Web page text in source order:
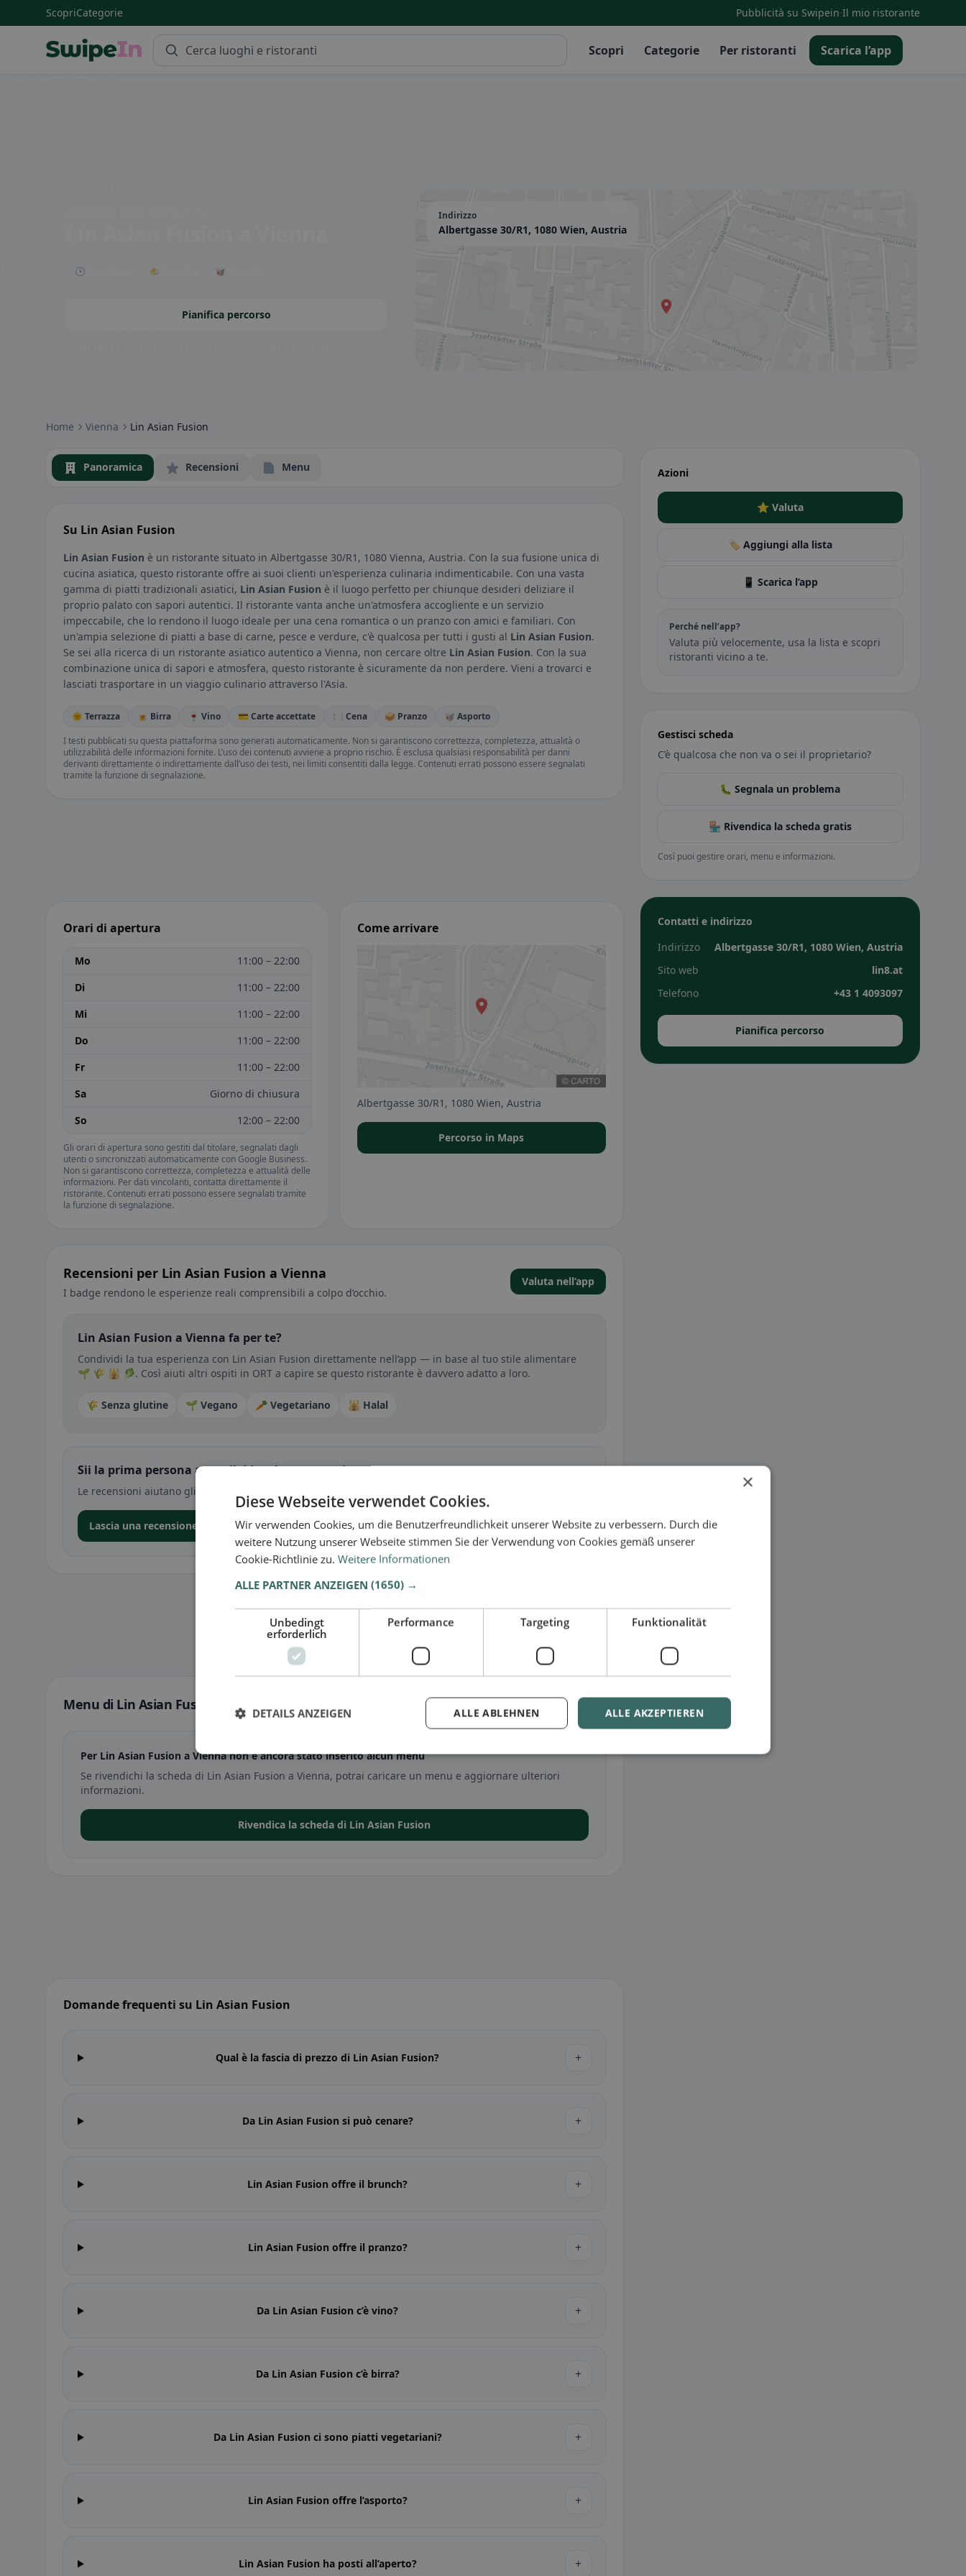
ScopriCategorie Pubblicità su Swipein·Il mio ristorante
Scopri Categorie Per ristoranti Scarica l’app
🕒 Aperto ora 🌤 Terrazza 🥡 Asporto
Pianifica percorso
Indirizzo
Albertgasse 30/R1, 1080 Wien, Austria
Home Vienna Lin Asian Fusion
Panoramica Recensioni Menu
Su Lin Asian Fusion
Lin Asian Fusion è un ristorante situato in Albertgasse 30/R1, 1080 Vienna, Austria. Con la sua fusione unica di
cucina asiatica, questo ristorante offre ai suoi clienti un'esperienza culinaria indimenticabile. Con una vasta
gamma di piatti tradizionali asiatici, Lin Asian Fusion è il luogo perfetto per chiunque desideri deliziare il
proprio palato con sapori autentici. Il ristorante vanta anche un'atmosfera accogliente e un servizio
impeccabile, che lo rendono il luogo ideale per una cena romantica o un pranzo con amici e familiari. Con
un'ampia selezione di piatti a base di carne, pesce e verdure, c'è qualcosa per tutti i gusti al Lin Asian Fusion.
Se sei alla ricerca di un ristorante asiatico autentico a Vienna, non cercare oltre Lin Asian Fusion. Con la sua
combinazione unica di sapori e atmosfera, questo ristorante è sicuramente da non perdere. Vieni a trovarci e
lasciati trasportare in un viaggio culinario attraverso l'Asia.
🌞 Terrazza 🍺 Birra 🍷 Vino 💳 Carte accettate 🍽️ Cena 🥪 Pranzo
🥡 Asporto
I testi pubblicati su questa piattaforma sono generati automaticamente. Non si garantiscono correttezza, completezza, attualità o
utilizzabilità delle informazioni fornite. L’uso dei contenuti avviene a proprio rischio. È esclusa qualsiasi responsabilità per danni
derivanti direttamente o indirettamente dall’uso dei testi, nei limiti consentiti dalla legge. Contenuti errati possono essere segnalati
tramite la funzione di segnalazione.
Orari di apertura
Mo
11:00 – 22:00
Di
11:00 – 22:00
Mi
11:00 – 22:00
Do
11:00 – 22:00
Fr
11:00 – 22:00
Sa
Giorno di chiusura
So
12:00 – 22:00
Gli orari di apertura sono gestiti dal titolare, segnalati dagli
utenti o sincronizzati automaticamente con Google Business.
Non si garantiscono correttezza, completezza e attualità delle
informazioni. Per dati vincolanti, contatta direttamente il
ristorante. Contenuti errati possono essere segnalati tramite
la funzione di segnalazione.
Come arrivare
Albertgasse 30/R1, 1080 Wien, Austria
Percorso in Maps
Recensioni per Lin Asian Fusion a Vienna
I badge rendono le esperienze reali comprensibili a colpo d’occhio.
Valuta nell’app
Lin Asian Fusion a Vienna fa per te?
Condividi la tua esperienza con Lin Asian Fusion direttamente nell’app — in base al tuo stile alimentare
🌱 🌾 🕌 🥬. Così aiuti altri ospiti in ORT a capire se questo ristorante è davvero adatto a loro.
🌾 Senza glutine 🌱 Vegano 🥕 Vegetariano 🕌 Halal
Sii la prima persona a condividere la tua esperienza
Le recensioni aiutano gli altri a decidere — soprattutto per senza glutine, vegano, vegetariano o halal.
Lascia una recensione nell’app
Menu di Lin Asian Fusion a Vienna
Per Lin Asian Fusion a Vienna non è ancora stato inserito alcun menu
Se rivendichi la scheda di Lin Asian Fusion a Vienna, potrai caricare un menu e aggiornare ulteriori
informazioni.
Rivendica la scheda di Lin Asian Fusion
Domande frequenti su Lin Asian Fusion
Qual è la fascia di prezzo di Lin Asian Fusion? +
Da Lin Asian Fusion si può cenare? +
Lin Asian Fusion offre il brunch? +
Lin Asian Fusion offre il pranzo? +
Da Lin Asian Fusion c’è vino? +
Da Lin Asian Fusion c’è birra? +
Da Lin Asian Fusion ci sono piatti vegetariani? +
Lin Asian Fusion offre l’asporto? +
Lin Asian Fusion ha posti all’aperto? +
Azioni
⭐ Valuta
🏷️ Aggiungi alla lista
📱 Scarica l’app
Perché nell’app?
Valuta più velocemente, usa la lista e scopri
ristoranti vicino a te.
Gestisci scheda
C’è qualcosa che non va o sei il proprietario?
🐛 Segnala un problema
🏪 Rivendica la scheda gratis
Così puoi gestire orari, menu e informazioni.
Contatti e indirizzo
Indirizzo
Albertgasse 30/R1, 1080 Wien, Austria
Sito web
lin8.at
Telefono
+43 1 4093097
Pianifica percorso
×
Diese Webseite verwendet Cookies.
Wir verwenden Cookies, um die Benutzerfreundlichkeit unserer Website zu verbessern. Durch die
weitere Nutzung unserer Webseite stimmen Sie der Verwendung von Cookies gemäß unserer
Cookie-Richtlinie zu. Weitere Informationen
ALLE PARTNER ANZEIGEN (1650) →
Unbedingt
erforderlich
Performance Targeting Funktionalität
ALLE AKZEPTIEREN
ALLE ABLEHNEN
DETAILS ANZEIGEN